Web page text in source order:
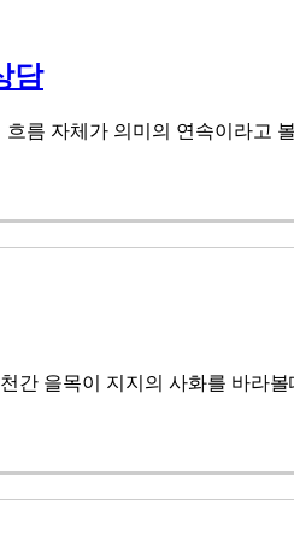
담
름 자체가 의미의 연속이라고
을목이 지지의 사화를 바라